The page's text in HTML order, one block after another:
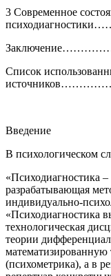
3 Современное
Список
Введение
В психологическом
«Психодиагностика –
разрабатывающая
индивидуально-
«Психодиагностика
технологическая
теории
математизированную
(психометрика), а в